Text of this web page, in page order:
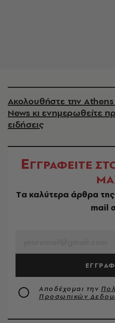
Ακολουθήστε την
News κι ενημερωθείτε
ειδήσεις
ΕΓΓΡΑΦΕΙΤΕ
Tα καλύτερα άρθρα
mail
Αποδέχομαι την
Προσωπικών